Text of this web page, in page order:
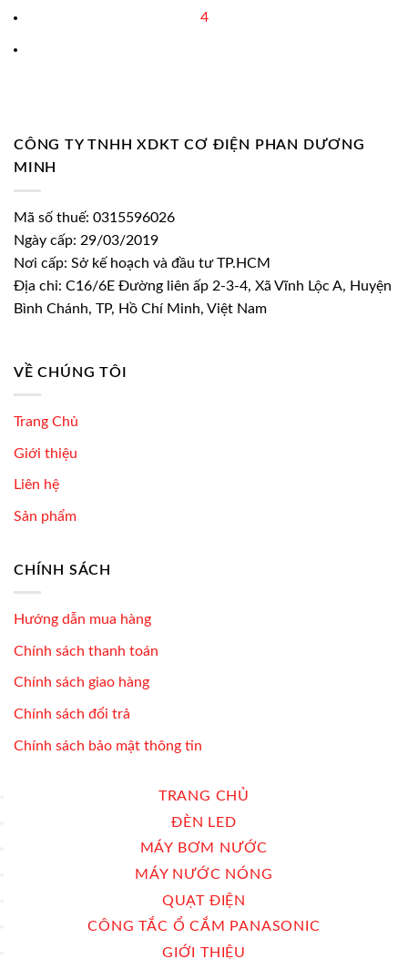
4
CÔNG TY TNHH XDKT CƠ ĐIỆN PHAN DƯƠNG
MINH
Mã số thuế: 0315596026
Ngày cấp: 29/03/2019
Nơi cấp: Sở kế hoạch và đầu tư TP.HCM
Địa chỉ: C16/6E Đường liên ấp 2-3-4, Xã Vĩnh Lộc A, Huyện
Bình Chánh, TP, Hồ Chí Minh, Việt Nam
VỀ CHÚNG TÔI
Trang Chủ
Giới thiệu
Liên hệ
Sản phẩm
CHÍNH SÁCH
Hướng dẫn mua hàng
Chính sách thanh toán
Chính sách giao hàng
Chính sách đổi trả
Chính sách bảo mật thông tin
TRANG CHỦ
ĐÈN LED
MÁY BƠM NƯỚC
MÁY NƯỚC NÓNG
QUẠT ĐIỆN
CÔNG TẮC Ổ CẮM PANASONIC
GIỚI THIỆU